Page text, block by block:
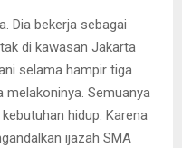
Dia bekerja sebagai
di kawasan Jakarta
selama hampir tiga
melakoninya. Semuanya
hidup. Karena
ijazah SMA